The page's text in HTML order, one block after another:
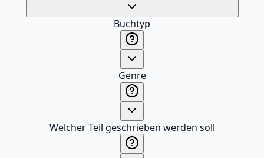
Buchtyp
Genre
Welcher Teil geschrieben werden soll